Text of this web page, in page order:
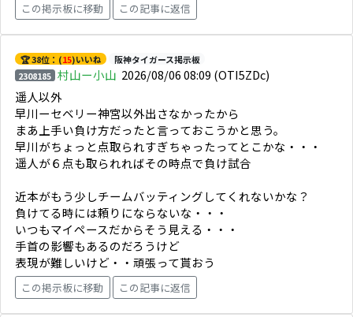
この掲示板に移動 この記事に返信
🏆 38位：(15)いいね
阪神タイガース掲示板
2308185 村山ー小山 2026/08/06 08:09 (OTI5ZDc)
遥人以外
早川ーセベリー神宮以外出さなかったから
まあ上手い負け方だったと言っておこうかと思う。
早川がちょっと点取られすぎちゃったってとこかな・・・
遥人が６点も取られればその時点で負け試合
近本がもう少しチームバッティングしてくれないかな？
負けてる時には頼りにならないな・・・
いつもマイペースだからそう見える・・・
手首の影響もあるのだろうけど
表現が難しいけど・・頑張って貰おう
この掲示板に移動 この記事に返信